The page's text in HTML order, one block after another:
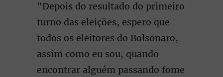
"Depois do resultado do primeiro
turno das eleições, espero que
todos os eleitores do Bolsonaro,
assim como eu sou, quando
encontrar alguém passando fome